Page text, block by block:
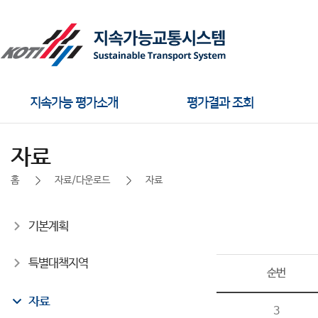
지속가능 평가소개 평가결과 조회
기본계획
특별대책지역
자료
자료
홈 자료/다운로드 자료
순번
3